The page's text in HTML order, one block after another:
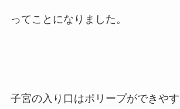
ってことになりました。
子宮の入り口はポリープができやす